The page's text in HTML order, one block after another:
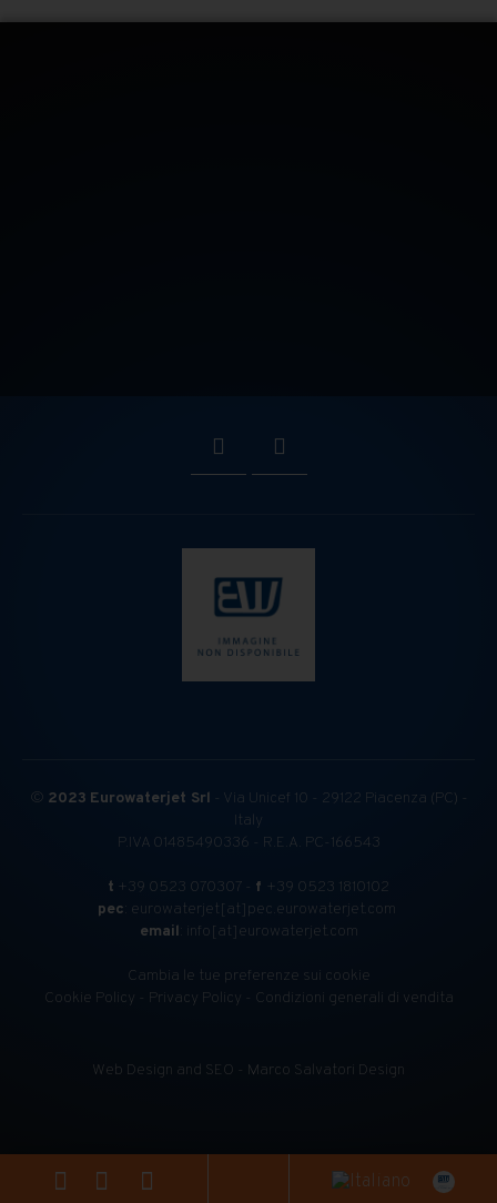
© 2023 Eurowaterjet Srl - Via Unicef 10 - 29122 Piacenza (PC) -
Italy
P.IVA 01485490336 - R.E.A. PC-166543
t +39 0523 070307 - f +39 0523 1810102
pec : eurowaterjet[at]pec.eurowaterjet.com
email : info[at]eurowaterjet.com
Cambia le tue preferenze sui cookie
Cookie Policy
Privacy Policy Condizioni generali di vendita
Web Design and SEO - Marco Salvatori Design